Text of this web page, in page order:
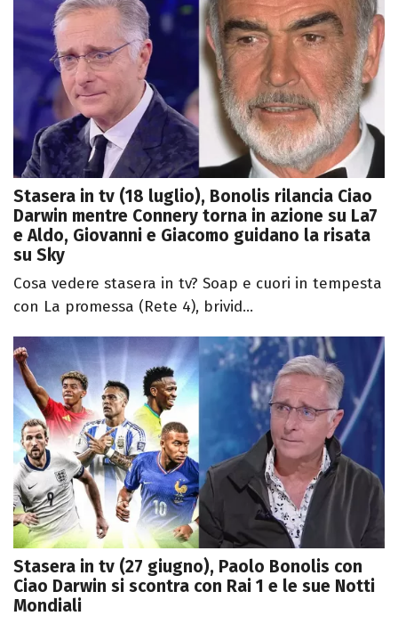
Stasera in tv (18 luglio), Bonolis rilancia Ciao
Darwin mentre Connery torna in azione su La7
e Aldo, Giovanni e Giacomo guidano la risata
su Sky
Cosa vedere stasera in tv? Soap e cuori in tempesta
con La promessa (Rete 4), brivid...
Stasera in tv (27 giugno), Paolo Bonolis con
Ciao Darwin si scontra con Rai 1 e le sue Notti
Mondiali